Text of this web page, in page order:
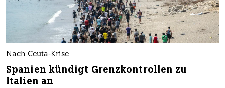
Nach Ceuta-Krise
Spanien kündigt Grenzkontrollen zu
Italien an